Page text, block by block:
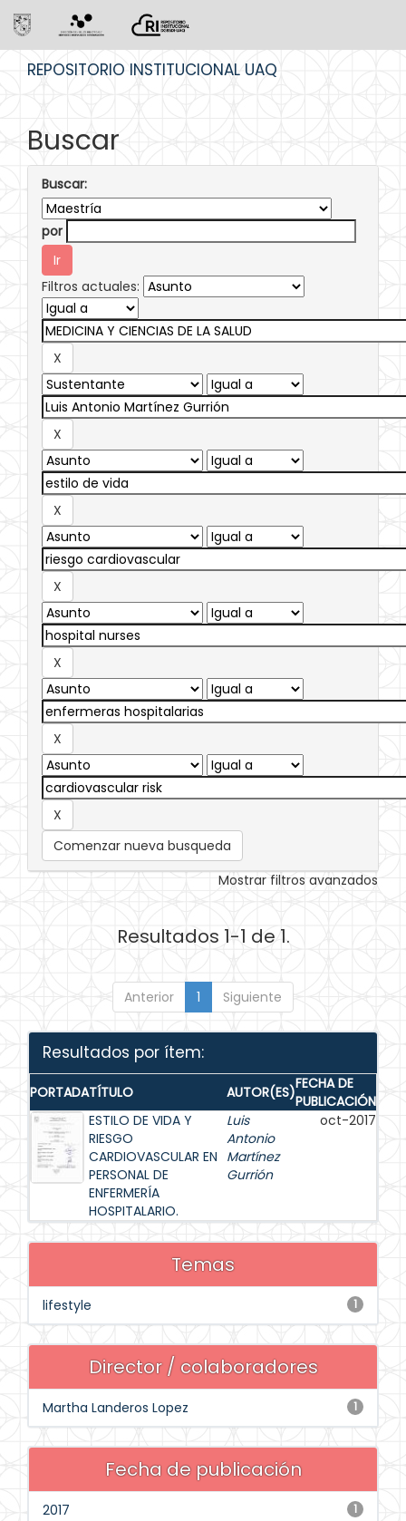
REPOSITORIO INSTITUCIONAL UAQ
Buscar
Buscar:
por
Filtros actuales:
Comenzar nueva busqueda
Mostrar filtros avanzados
Resultados 1-1 de 1.
Anterior 1 Siguiente
Resultados por ítem:
PORTADATÍTULO AUTOR(ES)FECHA DE
PUBLICACIÓN
ESTILO DE VIDA Y
RIESGO
CARDIOVASCULAR EN
PERSONAL DE
ENFERMERÍA
HOSPITALARIO.
Luis
Antonio
Martínez
Gurrión
oct-2017
Temas
1
lifestyle
Director / colaboradores
1
Martha Landeros Lopez
Fecha de publicación
1
2017